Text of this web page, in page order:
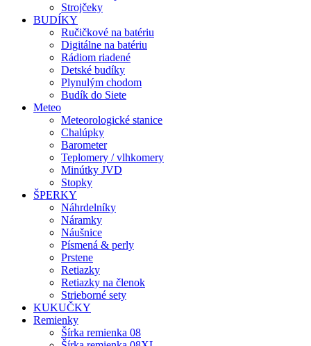
Strojčeky
BUDÍKY
Ručičkové na batériu
Digitálne na batériu
Rádiom riadené
Detské budíky
Plynulým chodom
Budík do Siete
Meteo
Meteorologické stanice
Chalúpky
Barometer
Teplomery / vlhkomery
Minútky JVD
Stopky
ŠPERKY
Náhrdelníky
Náramky
Náušnice
Písmená & perly
Prstene
Retiazky
Retiazky na členok
Strieborné sety
KUKUČKY
Remienky
Šírka remienka 08